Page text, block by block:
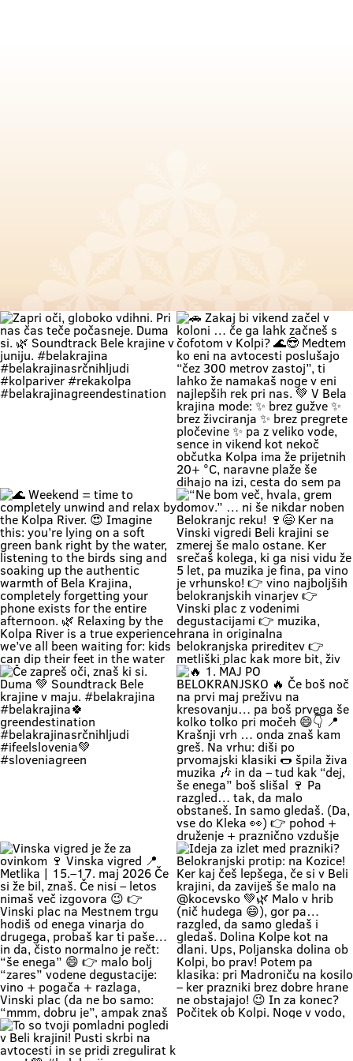
Zapri oči, globoko vdihni. Pri nas
čas teče počasneje. Duma si. 🌿
Soundtrack Bele krajine v juniju.
#belakrajina
#belakrajinasrčnihljudi
#kolpariver #rekakolpa
#belakrajinagreendestination
🚗 Zakaj bi vikend začel v koloni …
če ga lahk začneš s čofotom v
Kolpi? 🌊😎 Medtem ko eni na
avtocesti poslušajo “čez 300
metrov zastoj”, ti lahko že
namakaš noge v eni najlepših rek
pri nas. 💚 V Bela krajina mode: ✨
brez gužve ✨ brez živciranja ✨
brez pregrete pločevine ✨ pa z
veliko vode, sence in vikend kot
nekoč občutka Kolpa ima že
prijetnih 20+ °C, naravne plaže še
dihajo na izi, cesta do sem pa ni
stres test za živce. 😌 💡 Vikend
plan: kopalke ✔️ brisača ✔️ hladna
pijača ✔️ DARS drama ❌ 📍 Bela
krajina kliče. Pa ne po troblji. 😏
#BelaKrajina #Kolpa
#SloveniaOutdoor #FeelSlovenia
#Poletje Roadtrip Narava Kopanje
WeekendMood HiddenGem
SloveniaGreen
🌊 Weekend = time to completely
unwind and relax by the Kolpa
River. 😍 Imagine this: you’re lying
on a soft green bank right by the
water, listening to the birds sing
and soaking up the authentic
warmth of Bela Krajina, completely
forgetting your phone exists for
the entire afternoon. 🌿 Relaxing
by the Kolpa River is a true
Weather: a hot weekend is on the
way 👉 Time: warm May days (the
perfect time for your first
encounter with nature) 👉 Nature
+ a lounge chair in the shade +
your favorite people = a
combination that has never
disappointed Come see us. You
know where we are—the place
where time actually slows down
and your batteries recharge all on
their own. 💚
“Ne bom več, hvala, grem domov.”
… ni še nikdar noben Belokranjc
reku! 🍷😄 Ker na Vinski vigredi
Beli krajini se zmerej še malo
ostane. Ker srečaš kolega, ki ga
nisi vidu že 5 let, pa muzika je fina,
pa vino je vrhunsko! 👉 vino
najboljših belokranjskih vinarjev
👉 Vinski plac z vodenimi
degustacijami 👉 muzika, hrana in
originalna belokranjska prireditev
👉 metliški plac kak more bit, živ
in poln Če hočeš doživet Belo
krajino takšno, kot je zares —
prideš na Vigred. Za en večer.
Ostaneš pa še malo dlje. 😌🍇 Se
vidimo v Metliki! 🎥 Zavod za
turizem, kulturo, šport in mladino
Metlika #belakrajina #vinskavigred
#belakrajinasrčnihljudi #metlika
Če zapreš oči, znaš ki si. Duma 💚
Soundtrack Bele krajine v maju.
#belakrajina #belakrajina🍀
greendestination
#belakrajinasrčnihljudi
#ifeelslovenia💚 #sloveniagreen
🔥 1. MAJ PO BELOKRANJSKO 🔥
Če boš noč na prvi maj preživu na
kresovanju… pa boš prvega še
kolko tolko pri močeh 😄👇 📍
Krašnji vrh … onda znaš kam greš.
Na vrhu: diši po prvomajski klasiki
🌭 špila živa muzika 🎶 in da – tud
kak “dej, še enega” boš slišal 🍷
Pa razgled… tak, da malo
obstaneš. In samo gledaš. (Da,
vse do Kleka 👀) 👉 pohod +
druženje + praznično vzdušje 👉
za družine, prijatelje, pa malo
rekreacije (če že mora bit 😄) 👉
začetek maja, kot se šika Pridi gor.
Če ne zaradi pohoda… pa zaradi
nas, Belokranjcev 🙌 Se vidimo!
Vinska vigred je že za ovinkom 🍷
Vinska vigred 📍 Metlika | 15.–17.
maj 2026 Če si že bil, znaš. Če nisi